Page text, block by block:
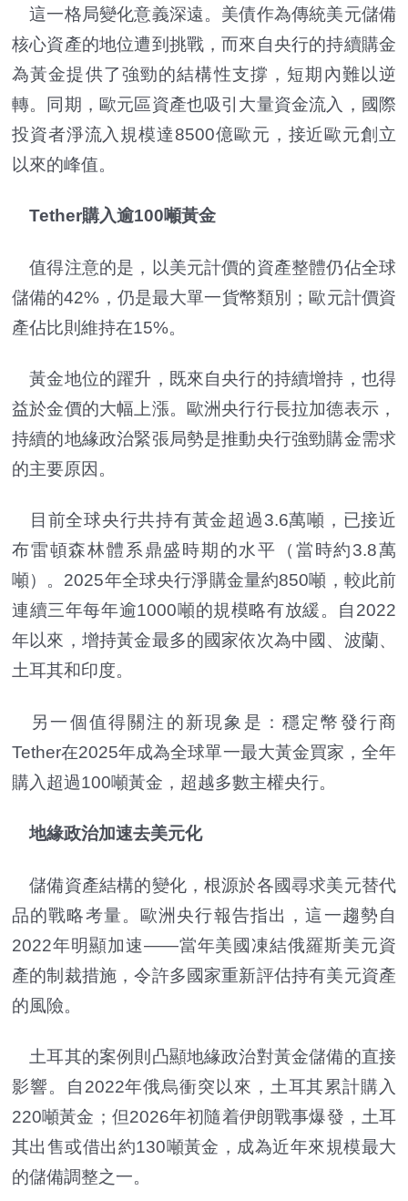
這一格局變化意義深遠。美債作為傳統美元儲備
核心資產的地位遭到挑戰，而來自央行的持續購金
為黃金提供了強勁的結構性支撐，短期內難以逆
轉。同期，歐元區資產也吸引大量資金流入，國際
投資者淨流入規模達8500億歐元，接近歐元創立
以來的峰值。
Tether購入逾100噸黃金
值得注意的是，以美元計價的資產整體仍佔全球
儲備的42%，仍是最大單一貨幣類別；歐元計價資
產佔比則維持在15%。
黃金地位的躍升，既來自央行的持續增持，也得
益於金價的大幅上漲。歐洲央行行長拉加德表示，
持續的地緣政治緊張局勢是推動央行強勁購金需求
的主要原因。
目前全球央行共持有黃金超過3.6萬噸，已接近
布雷頓森林體系鼎盛時期的水平（當時約3.8萬
噸）。2025年全球央行淨購金量約850噸，較此前
連續三年每年逾1000噸的規模略有放緩。自2022
年以來，增持黃金最多的國家依次為中國、波蘭、
土耳其和印度。
另一個值得關注的新現象是：穩定幣發行商
Tether在2025年成為全球單一最大黃金買家，全年
購入超過100噸黃金，超越多數主權央行。
地緣政治加速去美元化
儲備資產結構的變化，根源於各國尋求美元替代
品的戰略考量。歐洲央行報告指出，這一趨勢自
2022年明顯加速——當年美國凍結俄羅斯美元資
產的制裁措施，令許多國家重新評估持有美元資產
的風險。
土耳其的案例則凸顯地緣政治對黃金儲備的直接
影響。自2022年俄烏衝突以來，土耳其累計購入
220噸黃金；但2026年初隨着伊朗戰事爆發，土耳
其出售或借出約130噸黃金，成為近年來規模最大
的儲備調整之一。